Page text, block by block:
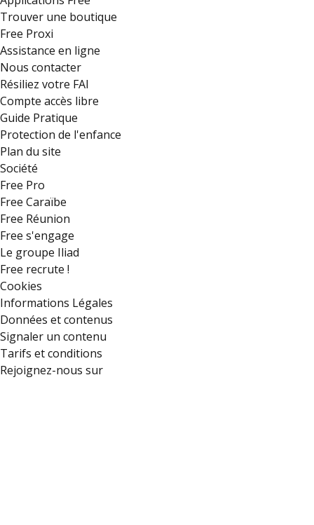
Trouver une boutique
Free Proxi
Assistance en ligne
Nous contacter
Résiliez votre FAI
Compte accès libre
Guide Pratique
Protection de l'enfance
Plan du site
Société
Free Pro
Free Caraïbe
Free Réunion
Free s'engage
Le groupe Iliad
Free recrute !
Cookies
Informations Légales
Données et contenus
Signaler un contenu
Tarifs et conditions
Rejoignez-nous sur